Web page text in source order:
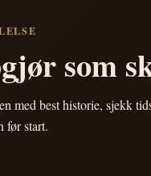
som
med best historie, sjekk
før start.